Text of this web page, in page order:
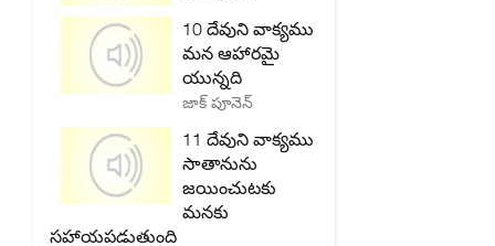
10 దేవుని వాక్యము
మన ఆహారమై
యున్నది
జాక్ పూనెన్
11 దేవుని వాక్యము
సాతానును
జయించుటకు
మనకు
సహాయపడుతుంది